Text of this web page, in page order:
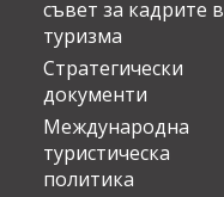
съвет за кадрите в
туризма
Стратегически
документи
Международна
туристическа
политика